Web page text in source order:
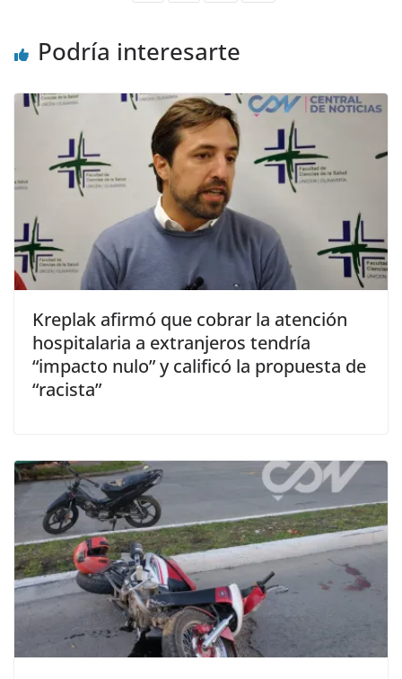
Podría interesarte
Kreplak afirmó que cobrar la atención
hospitalaria a extranjeros tendría
“impacto nulo” y calificó la propuesta de
“racista”